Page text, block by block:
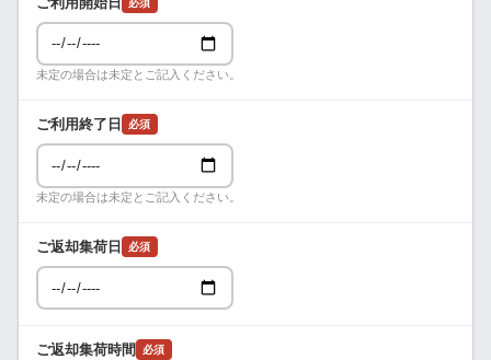
未定の場合は未定とご記入ください。
ご利用終了日 必須
未定の場合は未定とご記入ください。
ご返却集荷日 必須
ご返却集荷時間 必須